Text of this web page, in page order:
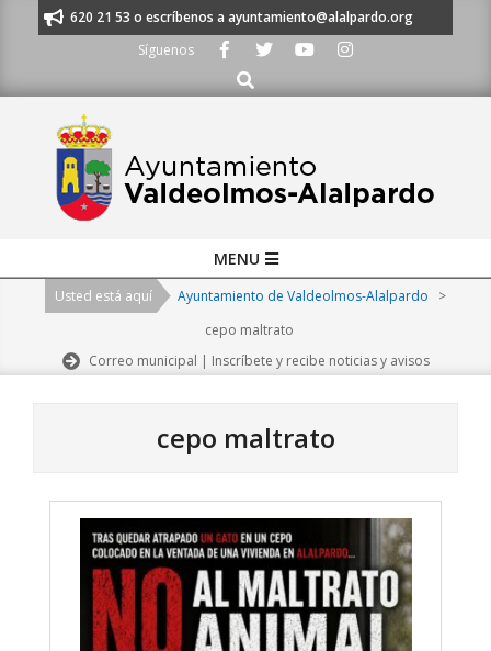
al 91 620 21 53 o escríbenos a ayuntamiento@alalpardo.org
Síguenos
Buscar
Navigation
MENU
Usted está aquí Ayuntamiento de Valdeolmos-Alalpardo
>
cepo maltrato
Correo municipal | Inscríbete y recibe noticias y avisos
cepo maltrato